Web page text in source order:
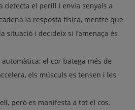
detecta el perill i envia senyals a
la resposta física, mentre que
situació i decideix si l’amenaça és
el cor batega més de
els músculs es tensen i les
però es manifesta a tot el cos.